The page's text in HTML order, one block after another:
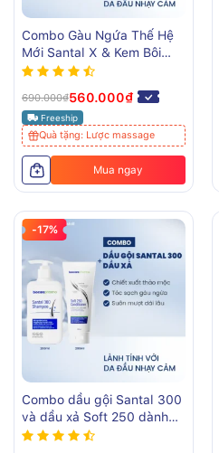
Combo Gàu Ngứa Thế Hệ
Mới Santal X & Kem Bôi
Stada 200
690.000₫560.000₫
Freeship
Quà tặng: Lược massage
Mua ngay
-17%
Combo dầu gội Santal 300
và dầu xả Soft 250 dành
cho tóc gàu ngứa